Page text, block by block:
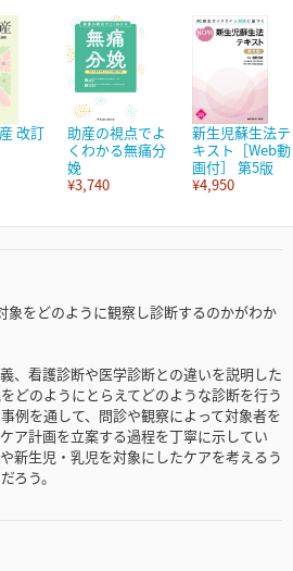
改訂
助産の視点でよ
くわかる無痛分
娩
¥3,740
新生児蘇生法テ
キスト［Web動
画付］ 第5版
¥4,950
象をどのように観察し診断するのかがわか
、看護診断や医学診断との違いを説明した
どのようにとらえてどのような診断を行う
例を通して、問診や観察によって対象者を
ア計画を立案する過程を丁寧に示してい
新生児・乳児を対象にしたケアを考えるう
ろう。